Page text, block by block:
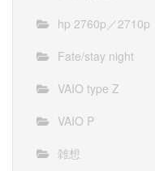
hp 2760p／2710p
Fate/stay night
VAIO type Z
VAIO P
雑想